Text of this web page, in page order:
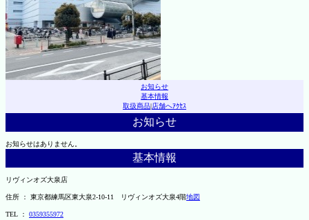
お知らせ
基本情報
取扱商品|店舗へｱｸｾｽ
お知らせ
お知らせはありません。
基本情報
リヴィンオズ大泉店
住所 ： 東京都練馬区東大泉2-10-11 リヴィンオズ大泉4階地図
TEL ： 0359355972